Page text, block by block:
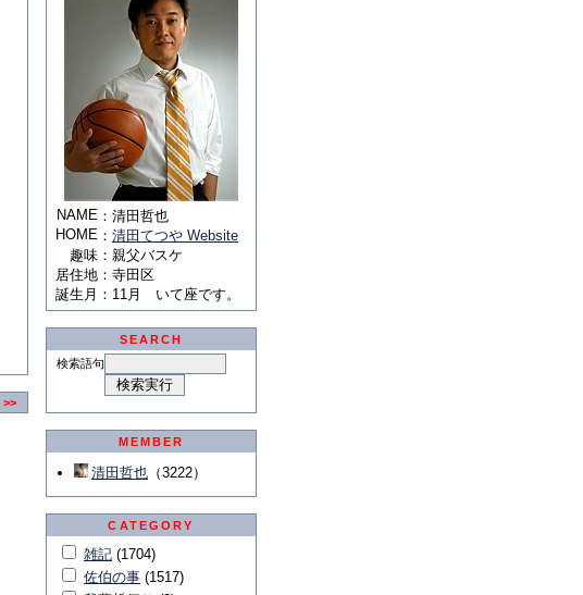
>>
NAME ： 清田哲也
HOME ： 清田てつや Website
趣味 ： 親父バスケ
居住地 ： 寺田区
誕生月 ： 11月 いて座です。
SEARCH
検索語句
MEMBER
清田哲也 （3222）
CATEGORY
雑記 (1704)
佐伯の事 (1517)